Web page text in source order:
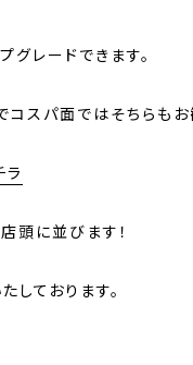
グレードできます。
スパ面ではそちらもお
ラ
頭に並びます！
しております。